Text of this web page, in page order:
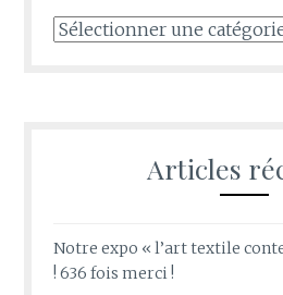
Nos
Articles
Notre expo « l’art textile
! 636 fois merci !